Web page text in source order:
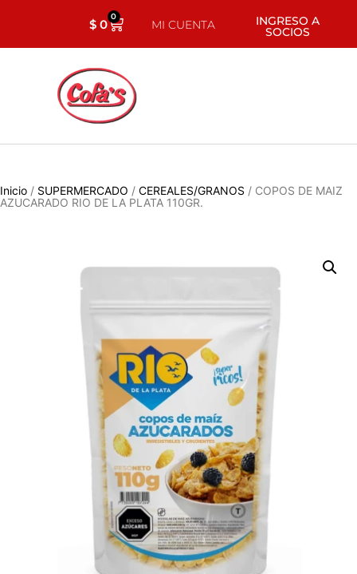
$0 0
MI CUENTA INGRESO A
SOCIOS
Inicio / SUPERMERCADO / CEREALES/GRANOS / COPOS DE MAIZ
AZUCARADO RIO DE LA PLATA 110GR.